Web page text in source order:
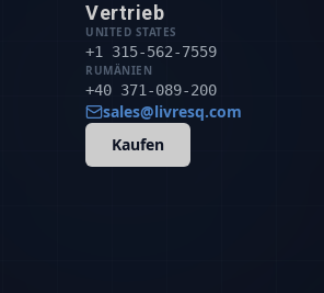
Vertrieb
UNITED STATES
+1 315-562-7559
RUMÄNIEN
+40 371-089-200
sales@livresq.com
Kaufen